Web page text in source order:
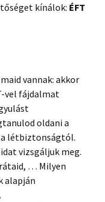
kínálok: ÉFT
vannak: akkor
vel fájdalmat
oldani a
létbiztonságtól.
vizsgáljuk meg.
… Milyen
alapján